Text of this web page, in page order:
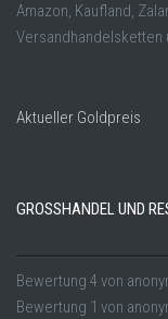
Amazon, Kaufland,
Versandhandelsketten
Aktueller Goldpreis
GROSSHANDEL UND
Bewertung 4 von
Bewertung 1 von